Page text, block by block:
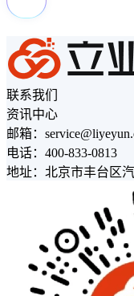
联系我们
资讯中心
邮箱：
电话：400-833-0813
地址：北京市丰台区